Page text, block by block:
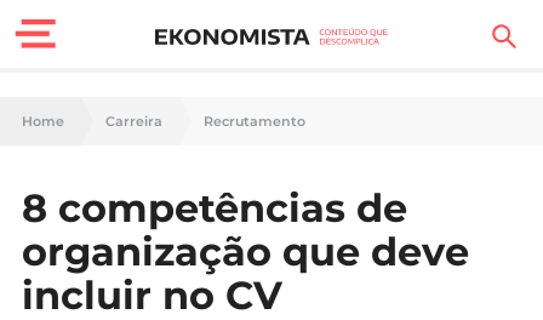
Finanças Pessoais
Carreira
Casa
Home Carreira Recrutamento
8 competências de
organização que deve
incluir no CV